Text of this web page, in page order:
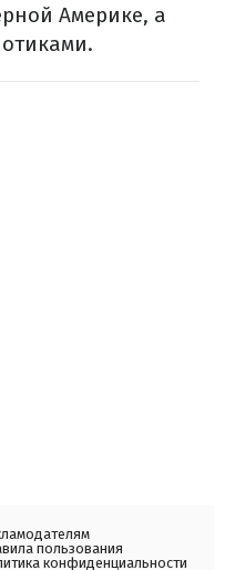
Америке, а
пользования
конфиденциальности